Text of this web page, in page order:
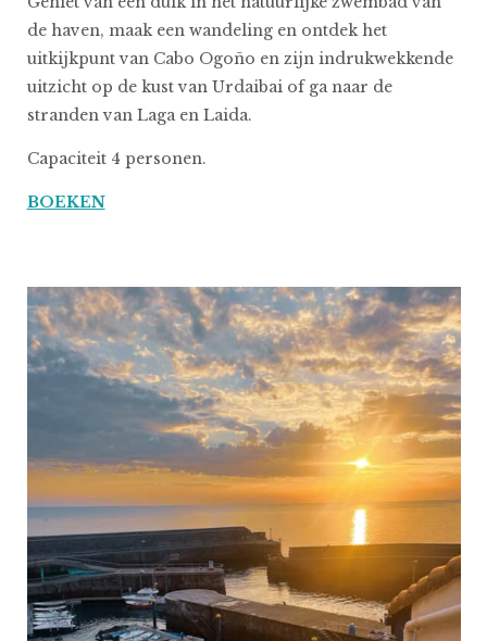
de haven, maak een wandeling en ontdek het
uitkijkpunt van Cabo Ogoño en zijn indrukwekkende
uitzicht op de kust van Urdaibai of ga naar de
stranden van Laga en Laida.
Capaciteit 4 personen.
BOEKEN